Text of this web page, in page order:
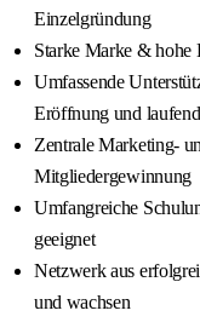
Einzelgründung
Starke Marke & hohe
Umfassende
Eröffnung und
Zentrale Marketing-
Mitgliedergewinnung
Umfangreiche
geeignet
Netzwerk aus
und wachsen